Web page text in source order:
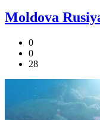
Moldova
0
0
28